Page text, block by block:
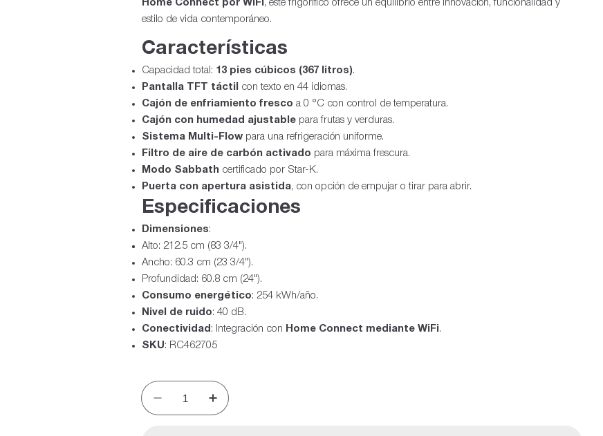
Home Connect por WiFi, este frigorífico ofrece un equilibrio entre innovación, funcionalidad y
estilo de vida contemporáneo.
Características
Capacidad total: 13 pies cúbicos (367 litros).
Pantalla TFT táctil
con texto en 44 idiomas.
Cajón de enfriamiento fresco a 0 °C con control de temperatura.
Cajón con humedad ajustable para frutas y verduras.
Sistema Multi-Flow para una refrigeración uniforme.
Filtro de aire de carbón activado para máxima frescura.
Modo Sabbath certificado por Star-K.
Puerta con apertura asistida, con opción de empujar o tirar para abrir.
Especificaciones
Dimensiones:
Alto: 212.5 cm (83 3/4").
Ancho: 60.3 cm (23 3/4").
Profundidad: 60.8 cm (24").
Consumo energético: 254 kWh/año.
Nivel de ruido: 40 dB.
Conectividad : Integración con Home Connect mediante WiFi.
SKU: RC462705